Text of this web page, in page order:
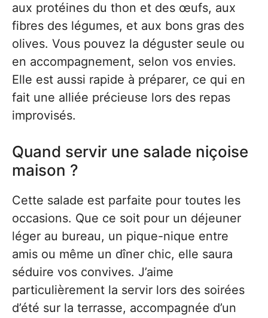
aux protéines du thon et des œufs, aux
fibres des légumes, et aux bons gras des
olives. Vous pouvez la déguster seule ou
en accompagnement, selon vos envies.
Elle est aussi rapide à préparer, ce qui en
fait une alliée précieuse lors des repas
improvisés.
Quand servir une salade niçoise
maison ?
Cette salade est parfaite pour toutes les
occasions. Que ce soit pour un déjeuner
léger au bureau, un pique-nique entre
amis ou même un dîner chic, elle saura
séduire vos convives. J’aime
particulièrement la servir lors des soirées
d’été sur la terrasse, accompagnée d’un